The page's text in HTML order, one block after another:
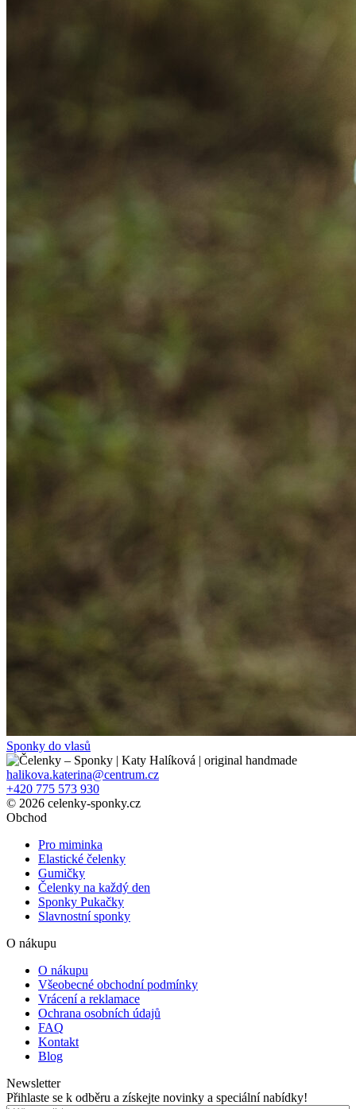
Sponky do vlasů
halikova.katerina@centrum.cz
+420 775 573 930
© 2026 celenky-sponky.cz
Obchod
Pro miminka
Elastické čelenky
Gumičky
Čelenky na každý den
Sponky Pukačky
Slavnostní sponky
O nákupu
O nákupu
Všeobecné obchodní podmínky
Vrácení a reklamace
Ochrana osobních údajů
FAQ
Kontakt
Blog
Newsletter
Přihlaste se k odběru a získejte novinky a speciální nabídky!